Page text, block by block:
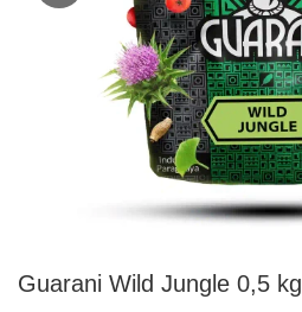
Guarani Wild Jungle 0,5 kg